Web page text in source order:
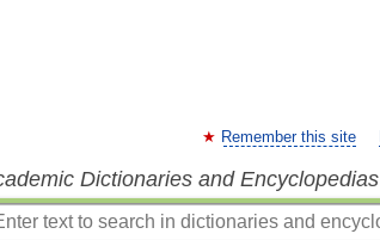
Remember this site
Dictionaries and Encyclopedias